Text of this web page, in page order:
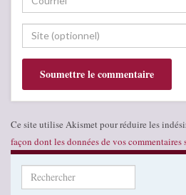
Ce site utilise Akismet pour réduire les
façon dont les données de vos commentaires
Search for: